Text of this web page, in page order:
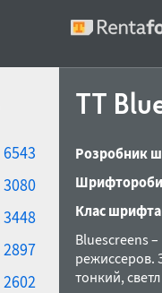
6543
3080
3448
2897
2602
TT
Розробник
Клас
Bluescreens
режиссеров.
тонкий,